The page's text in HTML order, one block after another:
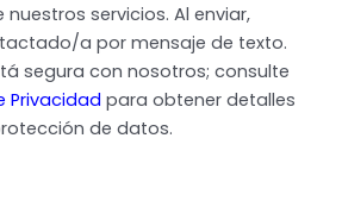
servicios. Al enviar,
a por mensaje de texto.
segura con nosotros; consulte
Privacidad
de datos.